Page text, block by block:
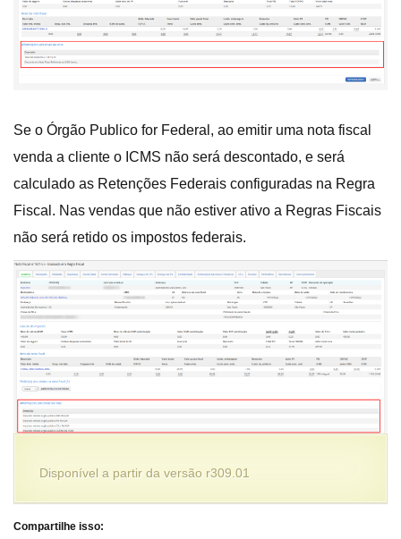
Se o Órgão Publico for Federal, ao emitir uma nota fiscal
venda a cliente o ICMS não será descontado, e será
calculado as Retenções Federais configuradas na Regra
Fiscal. Nas vendas que não estiver ativo a Regras Fiscais
não será retido os impostos federais.
Disponível a partir da versão r309.01
Compartilhe isso: